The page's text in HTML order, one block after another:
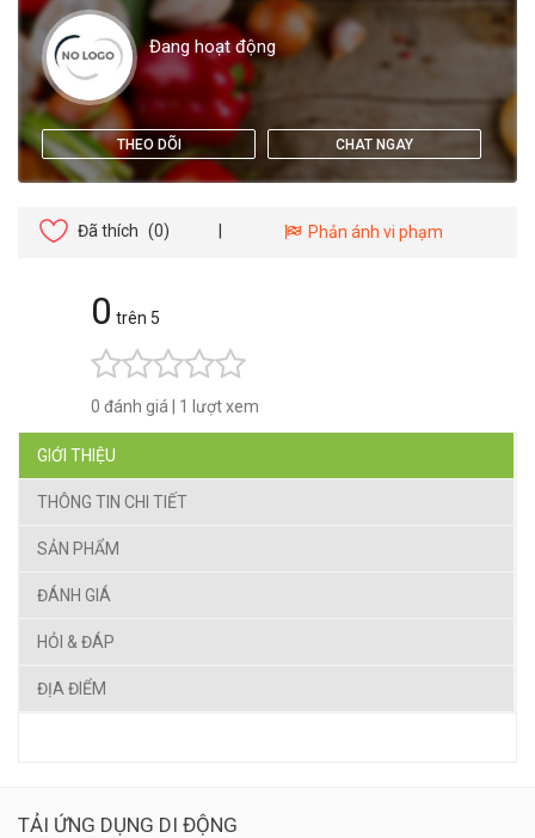
Đang hoạt động
THEO DÕI CHAT NGAY
Đã thích (0) Phản ánh vi phạm
0 trên 5
0 đánh giá 1 lượt xem
GIỚI THIỆU
THÔNG TIN CHI TIẾT
SẢN PHẨM
ĐÁNH GIÁ
HỎI & ĐÁP
ĐỊA ĐIỂM
TẢI ỨNG DỤNG DI ĐỘNG